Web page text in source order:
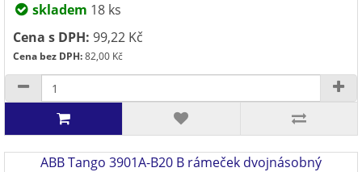
skladem 18 ks
Cena s DPH: 99,22 Kč
Cena bez DPH:82,00 Kč
ABB Tango 3901A-B20 B rámeček dvojnásobný